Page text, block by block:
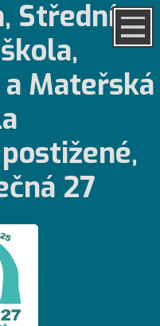
Střední
Mateřská
27